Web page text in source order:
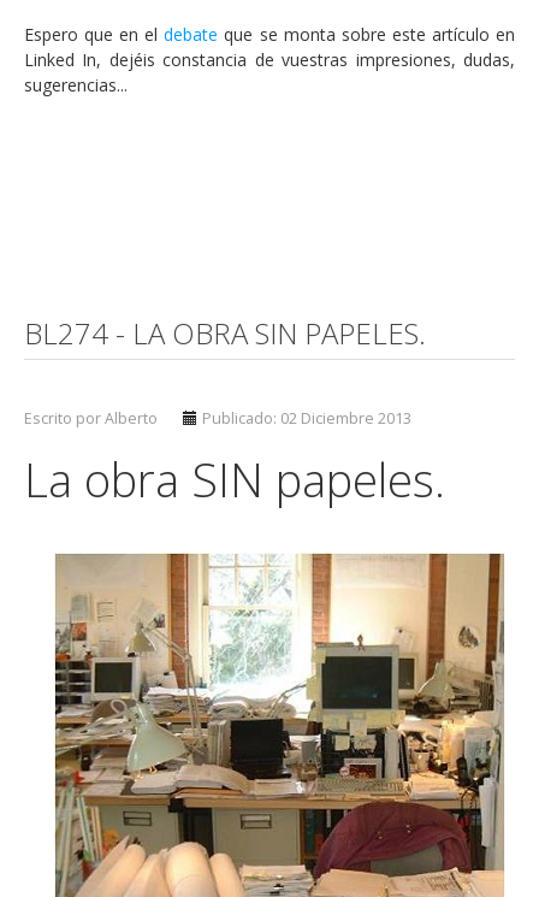
Espero que en eldebate que se monta sobre este artículo en
Linked In, dejéis constancia de vuestras impresiones, dudas,
sugerencias...
BL274 - LA OBRA SIN PAPELES.
Escrito por Alberto Publicado: 02 Diciembre 2013
La obra SIN papeles.